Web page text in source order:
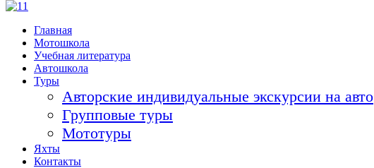
Главная
Мотошкола
Учебная литература
Автошкола
Туры
Авторские индивидуальные экскурсии на авто
Групповые туры
Мототуры
Яхты
Контакты